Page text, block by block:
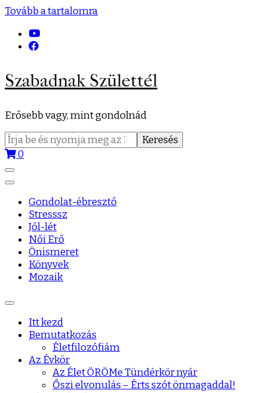
Tovább a tartalomra
Szabadnak Születtél
Erősebb vagy, mint gondolnád
Keresés:
0
Gondolat-ébresztő
Stresssz
Jól-lét
Női Erő
Önismeret
Könyvek
Mozaik
Itt kezd
Bemutatkozás
Életfilozófiám
Az Évkör
Az Élet ÖRÖMe Tündérkör nyár
Őszi elvonulás – Érts szót önmagaddal!